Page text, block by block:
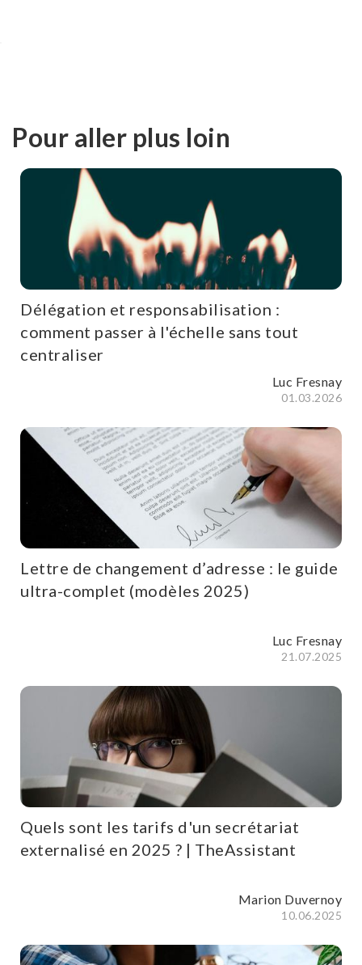
Pour aller plus loin
Délégation et responsabilisation :
comment passer à l'échelle sans tout
centraliser
Luc Fresnay
01.03.2026
Lettre de changement d’adresse : le guide
ultra-complet (modèles 2025)
Luc Fresnay
21.07.2025
Quels sont les tarifs d'un secrétariat
externalisé en 2025 ? | TheAssistant
Marion Duvernoy
10.06.2025